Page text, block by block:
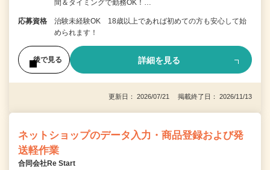
間＆タイミングで勤務OK！…
応募資格
治験未経験OK 18歳以上であれば初めての方も安心して始
められます！
後で見る 詳細を見る
更新日： 2026/07/21 掲載終了日： 2026/11/13
ネットショップのデータ入力・商品登録および発
送軽作業
合同会社Re Start